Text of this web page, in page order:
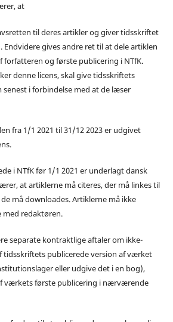
at
til deres artikler og giver tidsskriftet
gives andre ret til at dele artiklen
forfatteren og første publicering i NTfK.
denne licens, skal give tidsskriftets
i forbindelse med at de læser
fra 1/1 2021 til 31/12 2023 er udgivet
i NTfK før 1/1 2021 er underlagt dansk
at artiklerne må citeres, der må linkes til
må downloades. Artiklerne må ikke
med redaktøren.
separate kontraktlige aftaler om ikke-
tidsskriftets publicerede version af værket
eller udgive det i en bog),
værkets første publicering i nærværende